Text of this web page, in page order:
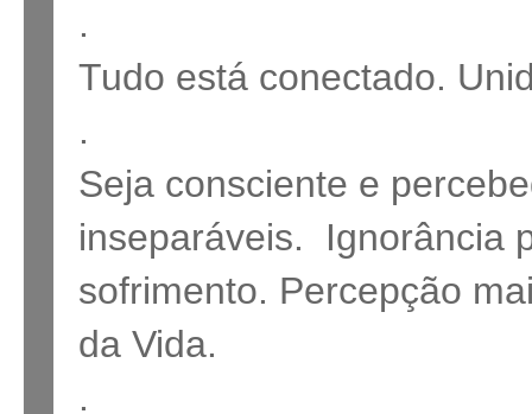
.
Tudo está conectado.
.
Seja consciente e
inseparáveis. Ignorância
sofrimento. Percepção
da Vida.
.